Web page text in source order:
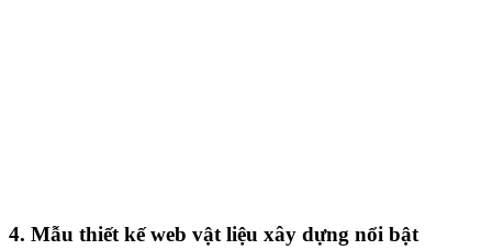
4. Mẫu thiết kế web vật liệu xây dựng nổi bật